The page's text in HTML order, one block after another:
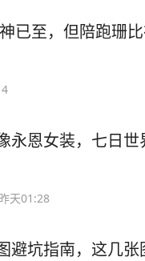
已至，但陪跑珊
永恩女装，七日
昨天01:28
避坑指南，这几